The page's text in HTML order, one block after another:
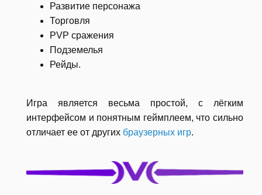
Развитие персонажа
Торговля
PVP сражения
Подземелья
Рейды.
Игра является весьма простой, с лёгким
интерфейсом и понятным геймплеем, что сильно
отличает ее от других браузерных игр.